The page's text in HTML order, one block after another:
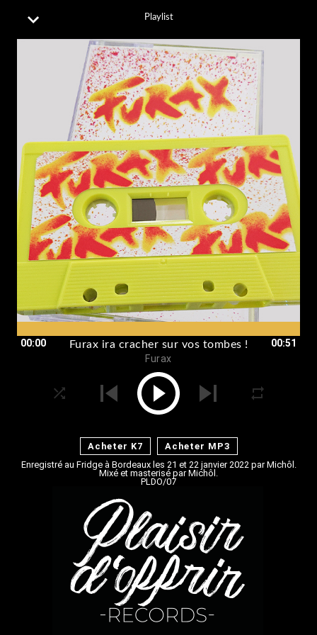
Playlist
00:00 00:51
Furax ira cracher sur vos tombes !
Furax
Acheter K7
Acheter MP3
Enregistré au Fridge à Bordeaux les 21 et 22 janvier 2022 par Michôl.
Mixé et masterisé par Michôl.
PLDO/07